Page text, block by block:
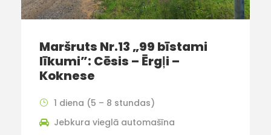
Maršruts Nr.13 „99 bīstami
līkumi”: Cēsis – Ērgl̦i –
Koknese
1 diena (5 – 8 stundas)
Jebkura vieglā automašīna